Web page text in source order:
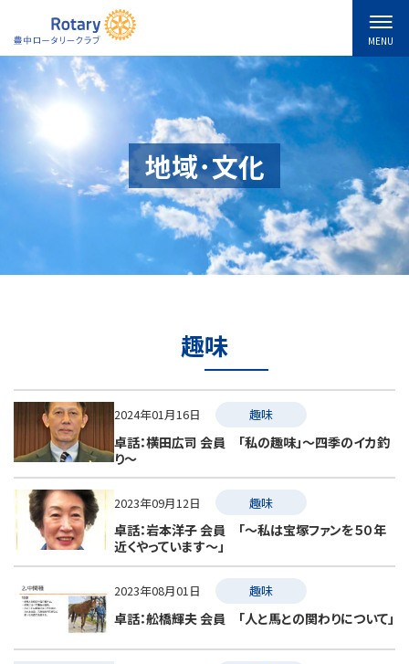
MENU
地域･文化
趣味
2024年01月16日 趣味
卓話：横田広司 会員 「私の趣味」～四季のイカ釣
り～
2023年09月12日 趣味
卓話：岩本洋子 会員 「～私は宝塚ファンを５０年
近くやっています～」
2023年08月01日 趣味
卓話：舩橋輝夫 会員 「人と馬との関わりについて」